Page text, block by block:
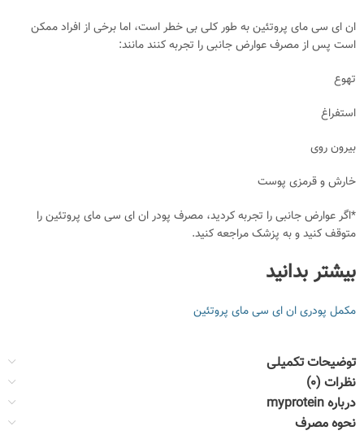
ان ای سی مای پروتئین به طور کلی بی خطر است، اما برخی از افراد ممکن
است پس از مصرف عوارض جانبی را تجربه کنند مانند:
تهوع
استفراغ
بیرون روی
خارش و قرمزی پوست
*اگر عوارض جانبی را تجربه کردید، مصرف پودر ان ای سی مای پروتئین را
متوقف کنید و به پزشک مراجعه کنید.
بیشتر بدانید
مکمل پودری ان ای سی مای پروتئین
توضیحات تکمیلی
نظرات (0)
درباره myprotein
نحوه مصرف